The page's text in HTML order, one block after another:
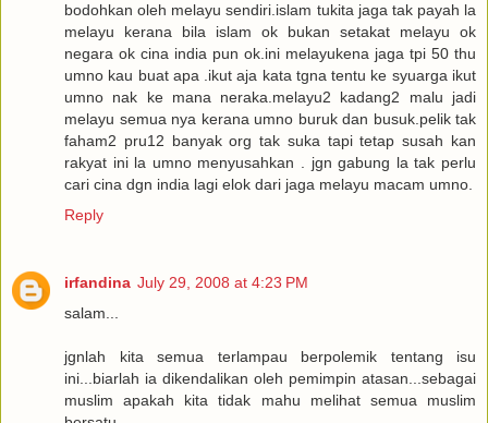
bodohkan oleh melayu sendiri.islam tukita jaga tak payah la
melayu kerana bila islam ok bukan setakat melayu ok
negara ok cina india pun ok.ini melayukena jaga tpi 50 thu
umno kau buat apa .ikut aja kata tgna tentu ke syuarga ikut
umno nak ke mana neraka.melayu2 kadang2 malu jadi
melayu semua nya kerana umno buruk dan busuk.pelik tak
faham2 pru12 banyak org tak suka tapi tetap susah kan
rakyat ini la umno menyusahkan . jgn gabung la tak perlu
cari cina dgn india lagi elok dari jaga melayu macam umno.
Reply
irfandina July 29, 2008 at 4:23 PM
salam...
jgnlah kita semua terlampau berpolemik tentang isu
ini...biarlah ia dikendalikan oleh pemimpin atasan...sebagai
muslim apakah kita tidak mahu melihat semua muslim